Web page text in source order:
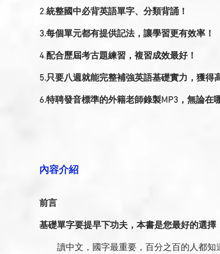
​2.統整國中必背英語單字、分類背誦！
​3.每個單元都有提供記法，讓學習更有效率！
​4.配合歷屆考古題練習，複習成效最好！
​5.只要八週就能完整補強英語基礎實力，獲得
​6.特聘發音標準的外籍老師錄製MP3，無論在
內容介紹
前言
基礎單字要提早下功夫，本書是您最好的選擇
讀中文，國字最重要，百分之百的人都知